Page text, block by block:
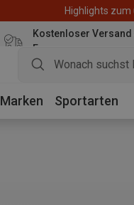
Highlights zum
Kostenloser Versand
Euro
Marken Sportarten